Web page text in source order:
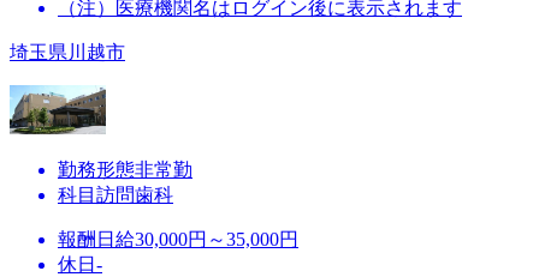
（注）医療機関名はログイン後に表示されます
埼玉県川越市
勤務形態非常勤
科目 訪問歯科
報酬 日給30,000円～35,000円
休日 -